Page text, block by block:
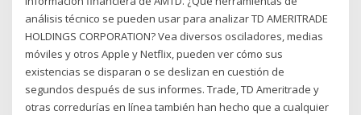
análisis técnico se pueden usar para analizar TD AMERITRADE
HOLDINGS CORPORATION? Vea diversos osciladores, medias
móviles y otros Apple y Netflix, pueden ver cómo sus
existencias se disparan o se deslizan en cuestión de
segundos después de sus informes. Trade, TD Ameritrade y
otras corredurías en línea también han hecho que a cualquier